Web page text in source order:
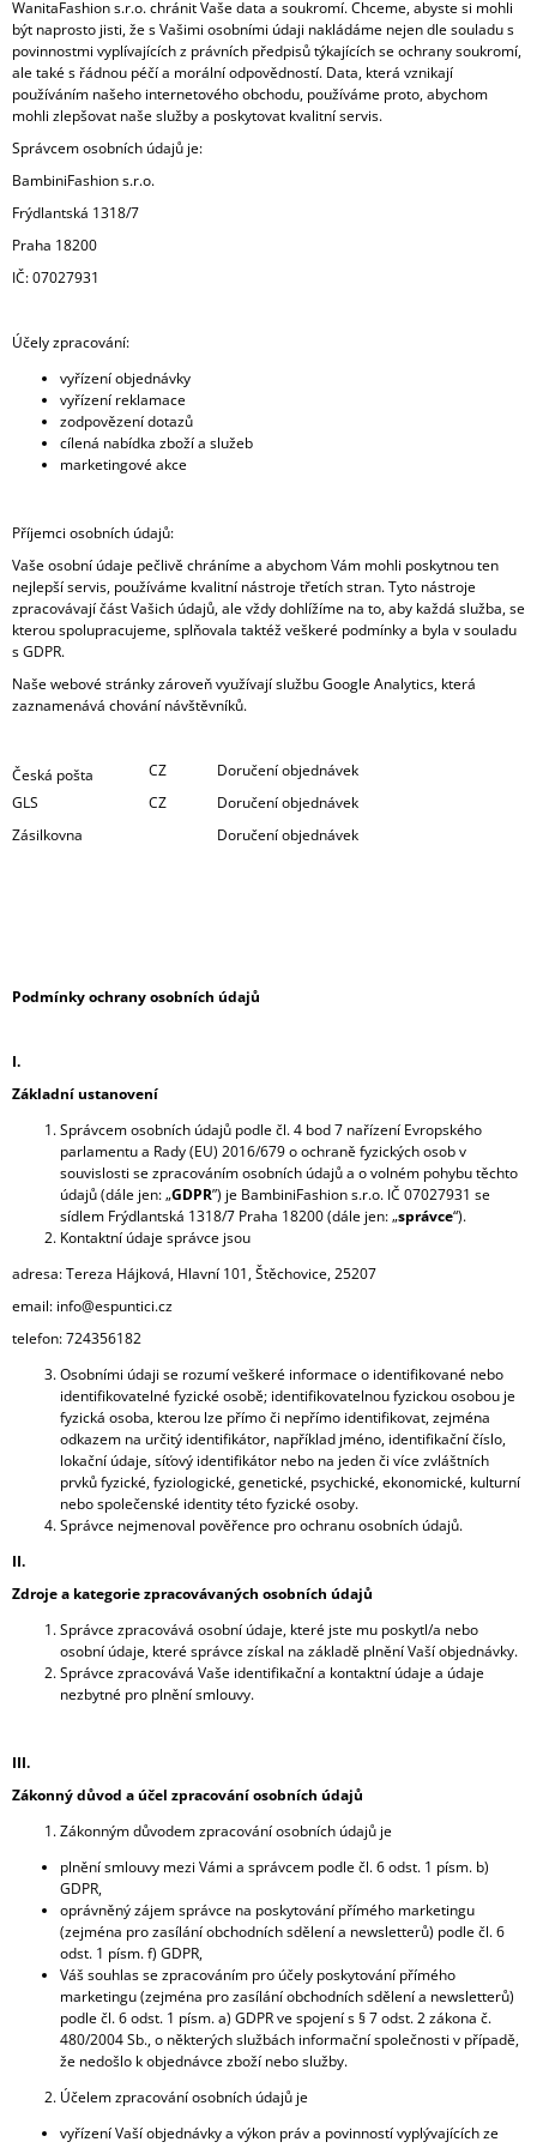
WanitaFashion s.r.o. chránit Vaše data a soukromí. Chceme, abyste si mohli
být naprosto jisti, že s Vašimi osobními údaji nakládáme nejen dle souladu s
povinnostmi vyplívajících z právních předpisů týkajících se ochrany soukromí,
ale také s řádnou péčí a morální odpovědností. Data, která vznikají
používáním našeho internetového obchodu, používáme proto, abychom
mohli zlepšovat naše služby a poskytovat kvalitní servis.
Správcem osobních údajů je:
BambiniFashion s.r.o.
Frýdlantská 1318/7
Praha 18200
IČ: 07027931
Účely zpracování:
vyřízení objednávky
vyřízení reklamace
zodpovězení dotazů
cílená nabídka zboží a služeb
marketingové akce
Příjemci osobních údajů:
Vaše osobní údaje pečlivě chráníme a abychom Vám mohli poskytnou ten
nejlepší servis, používáme kvalitní nástroje třetích stran. Tyto nástroje
zpracovávají část Vašich údajů, ale vždy dohlížíme na to, aby každá služba, se
kterou spolupracujeme, splňovala taktéž veškeré podmínky a byla v souladu
s GDPR.
Naše webové stránky zároveň využívají službu Google Analytics, která
zaznamenává chování návštěvníků.
Česká pošta CZ
Doručení objednávek
GLS
CZ
Doručení objednávek
Zásilkovna
Doručení objednávek
Podmínky ochrany osobních údajů
I.
Základní ustanovení
Správcem osobních údajů podle čl. 4 bod 7 nařízení Evropského
parlamentu a Rady (EU) 2016/679 o ochraně fyzických osob v
souvislosti se zpracováním osobních údajů a o volném pohybu těchto
údajů (dále jen: „GDPR”) je BambiniFashion s.r.o. IČ 07027931 se
sídlem Frýdlantská 1318/7 Praha 18200 (dále jen: „správce“).
Kontaktní údaje správce jsou
adresa: Tereza Hájková, Hlavní 101, Štěchovice, 25207
email: info@espuntici.cz
telefon: 724356182
Osobními údaji se rozumí veškeré informace o identifikované nebo
identifikovatelné fyzické osobě; identifikovatelnou fyzickou osobou je
fyzická osoba, kterou lze přímo či nepřímo identifikovat, zejména
odkazem na určitý identifikátor, například jméno, identifikační číslo,
lokační údaje, síťový identifikátor nebo na jeden či více zvláštních
prvků fyzické, fyziologické, genetické, psychické, ekonomické, kulturní
nebo společenské identity této fyzické osoby.
Správce nejmenoval pověřence pro ochranu osobních údajů.
II.
Zdroje a kategorie zpracovávaných osobních údajů
Správce zpracovává osobní údaje, které jste mu poskytl/a nebo
osobní údaje, které správce získal na základě plnění Vaší objednávky.
Správce zpracovává Vaše identifikační a kontaktní údaje a údaje
nezbytné pro plnění smlouvy.
III.
Zákonný důvod a účel zpracování osobních údajů
Zákonným důvodem zpracování osobních údajů je
plnění smlouvy mezi Vámi a správcem podle čl. 6 odst. 1 písm. b)
GDPR,
oprávněný zájem správce na poskytování přímého marketingu
(zejména pro zasílání obchodních sdělení a newsletterů) podle čl. 6
odst. 1 písm. f) GDPR,
Váš souhlas se zpracováním pro účely poskytování přímého
marketingu (zejména pro zasílání obchodních sdělení a newsletterů)
podle čl. 6 odst. 1 písm. a) GDPR ve spojení s § 7 odst. 2 zákona č.
480/2004 Sb., o některých službách informační společnosti v případě,
že nedošlo k objednávce zboží nebo služby.
Účelem zpracování osobních údajů je
vyřízení Vaší objednávky a výkon práv a povinností vyplývajících ze
A
J
Í
T
?
U
J
E
M
E
DŘEVĚNÉ
HODINY
Kč